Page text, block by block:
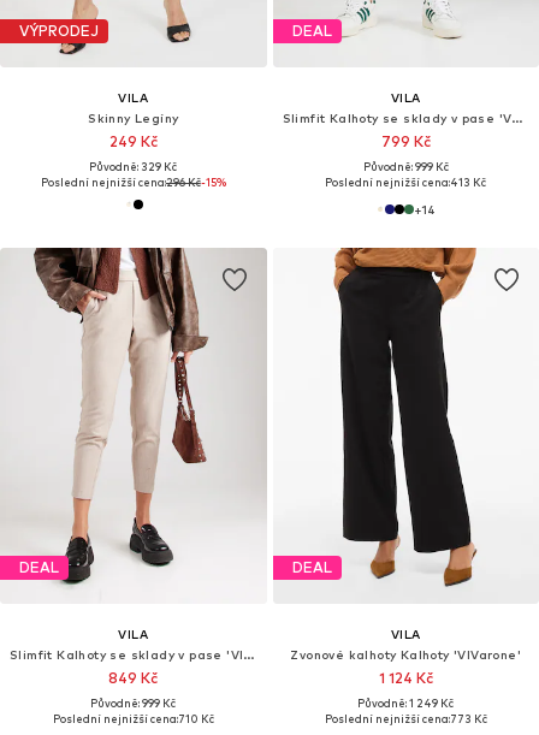
VÝPRODEJ
VILA
Skinny Legíny
249 Kč
Původně: 329 Kč
Poslední nejnižší cena:296 Kč-15%
DEAL
VILA
Slimfit Kalhoty se sklady v pase 'Varone'
799 Kč
Původně: 999 Kč
Poslední nejnižší cena:413 Kč
+14
DEAL
VILA
Slimfit Kalhoty se sklady v pase 'VIVarone'
849 Kč
Původně: 999 Kč
Poslední nejnižší cena:710 Kč
DEAL
VILA
Zvonové kalhoty Kalhoty 'VIVarone'
1 124 Kč
Původně: 1 249 Kč
Poslední nejnižší cena:773 Kč